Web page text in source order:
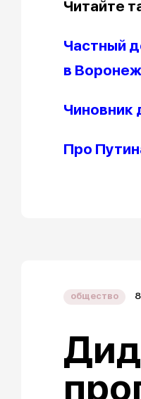
Читайте
Частный
в
Чиновник
Про
общество